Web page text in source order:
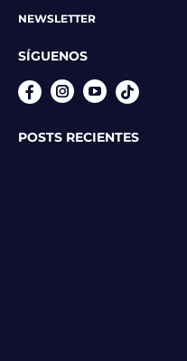
NEWSLETTER
SÍGUENOS
InstagramYouTube
POSTS RECIENTES